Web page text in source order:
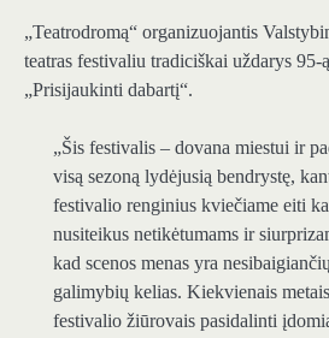
„Teatrodromą“ organizuojantis
teatras festivaliu tradiciškai uždarys 95-
„Prisijaukinti dabartį“.
„Šis festivalis – dovana miestui ir
visą sezoną lydėjusią bendrystę,
festivalio renginius kviečiame eiti
nusiteikus netikėtumams ir
kad scenos menas yra
galimybių kelias. Kiekvienais
festivalio žiūrovais pasidalinti